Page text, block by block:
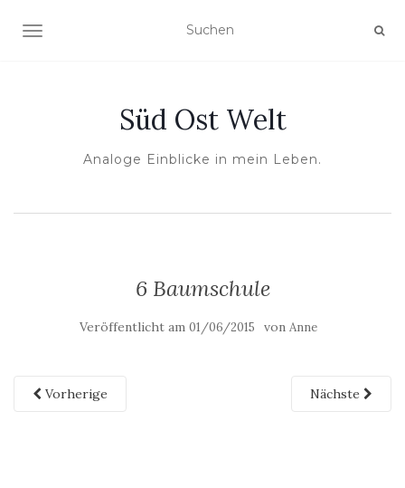
NAVIGATION UMSCHALTEN
Süd Ost Welt
Analoge Einblicke in mein Leben.
6 Baumschule
Veröffentlicht am 01/06/2015 von Anne
Vorherige Nächste